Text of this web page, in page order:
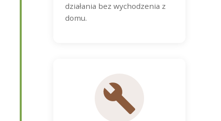
działania bez wychodzenia z
domu.